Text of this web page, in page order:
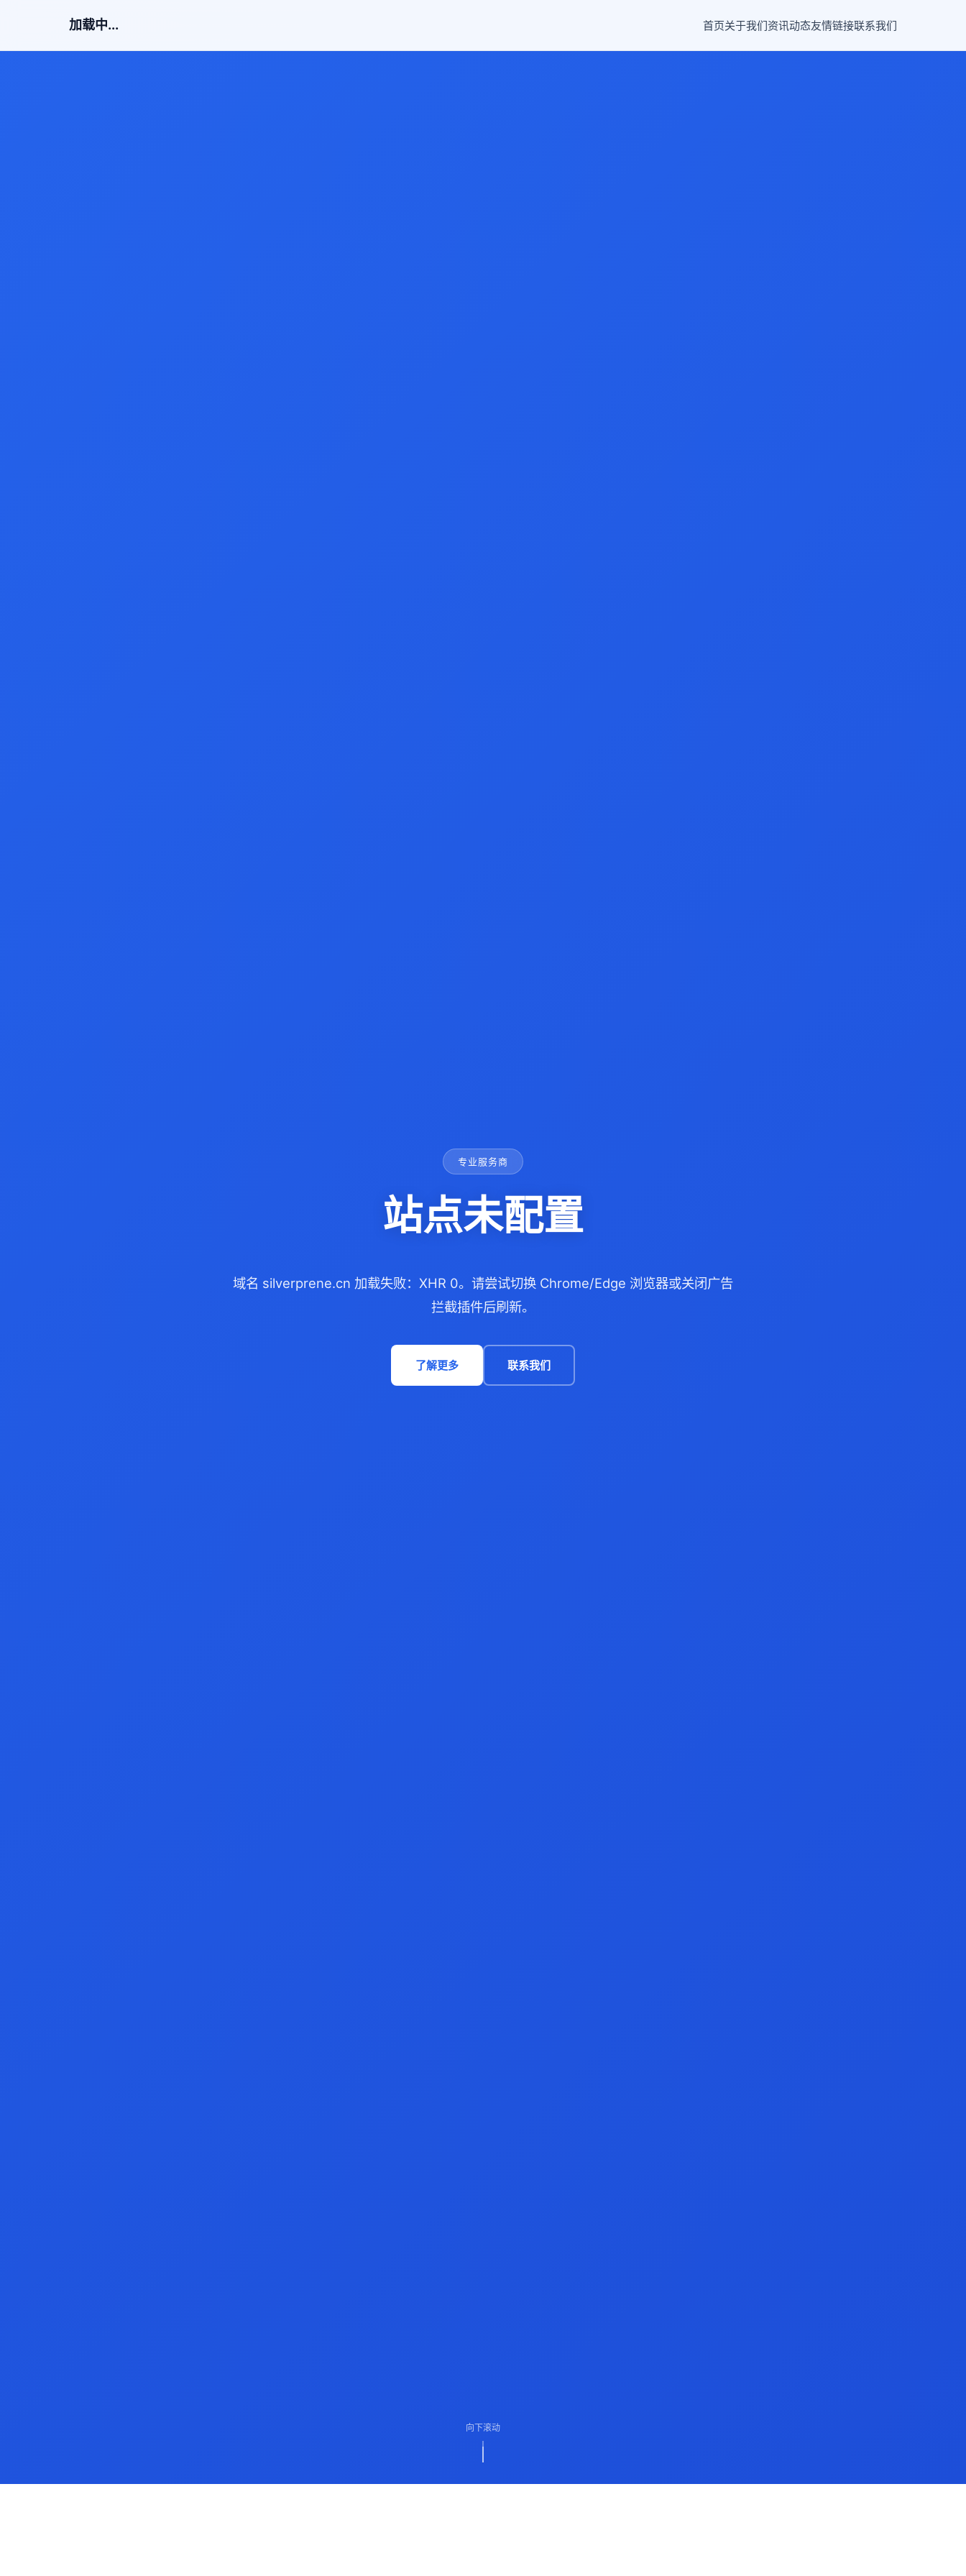
加载中... 首页关于我们资讯动态友情链接联系我们
专业服务商
站点未配置
域名 silverprene.cn 加载失败：XHR 0。请尝试切换 Chrome/Edge 浏览器或关闭广告
拦截插件后刷新。
了解更多 联系我们
向下滚动